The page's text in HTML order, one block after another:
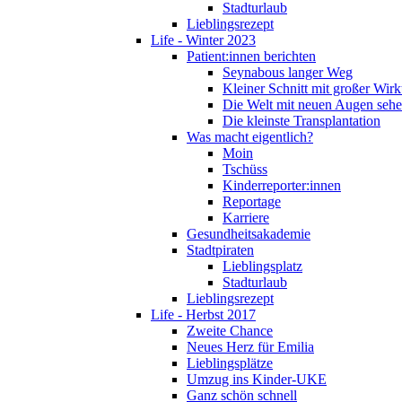
Stadturlaub
Lieblingsrezept
Life - Winter 2023
Patient:innen berichten
Seynabous langer Weg
Kleiner Schnitt mit großer
Die Welt mit neuen Augen
Die kleinste Transplantation
Was macht eigentlich?
Moin
Tschüss
Kinderreporter:innen
Reportage
Karriere
Gesundheitsakademie
Stadtpiraten
Lieblingsplatz
Stadturlaub
Lieblingsrezept
Life - Herbst 2017
Zweite Chance
Neues Herz für Emilia
Lieblingsplätze
Umzug ins Kinder-UKE
Ganz schön schnell